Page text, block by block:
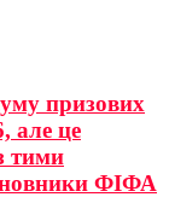
призових
але це
тими
ФІФА